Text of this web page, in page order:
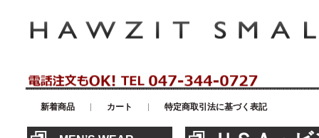
新着商品 カート 特定商取引法に基づく表記